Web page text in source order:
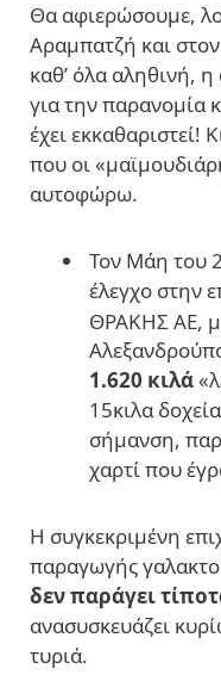
Θα αφιερώσουμε,
Αραμπατζή και
καθ’ όλα αληθινή,
για την παρανομία
έχει εκκαθαριστεί!
που οι
αυτοφώρω.
Τον Μάη του
έλεγχο στην
ΘΡΑΚΗΣ ΑΕ,
1.620 κιλά
15κιλα
σήμανση,
χαρτί που
Η συγκεκριμένη
παραγωγής
δεν παράγει
ανασυσκευάζει
τυριά.